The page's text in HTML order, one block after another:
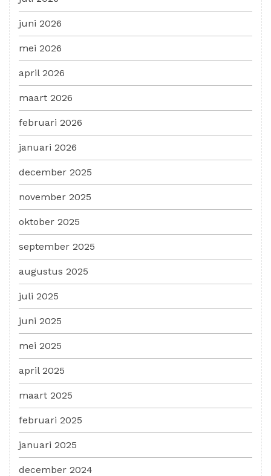
juni 2026
mei 2026
april 2026
maart 2026
februari 2026
januari 2026
december 2025
november 2025
oktober 2025
september 2025
augustus 2025
juli 2025
juni 2025
mei 2025
april 2025
maart 2025
februari 2025
januari 2025
december 2024